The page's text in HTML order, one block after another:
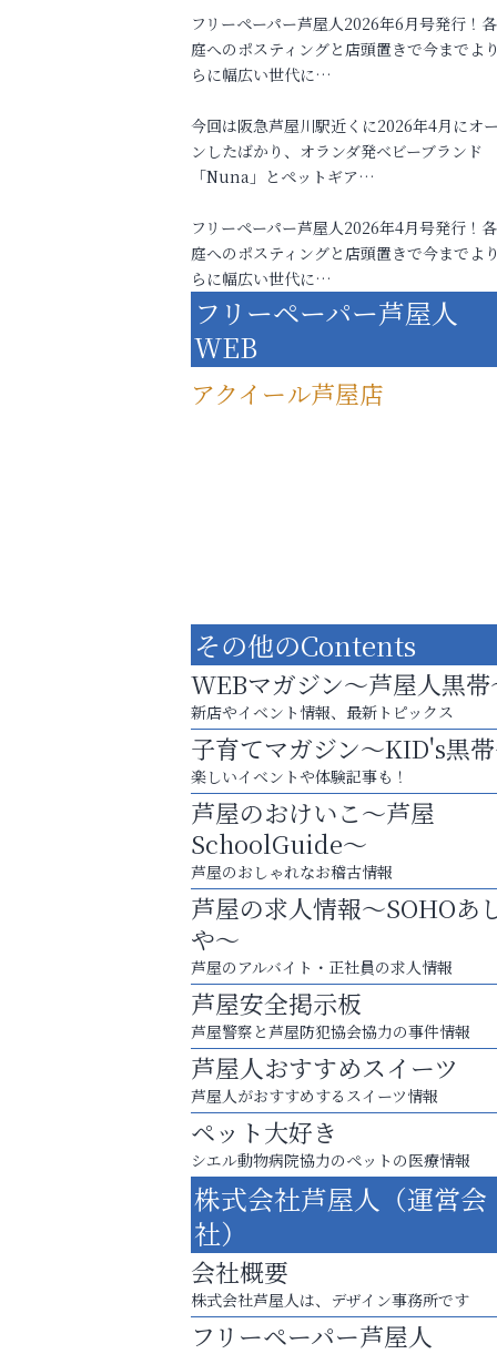
フリーペーパー芦屋人2026年6月号発行！
庭へのポスティングと店頭置きで今までよ
らに幅広い世代に…
今回は阪急芦屋川駅近くに2026年4月にオ
ンしたばかり、オランダ発ベビーブランド
「Nuna」とペットギア…
フリーペーパー芦屋人2026年4月号発行！
庭へのポスティングと店頭置きで今までよ
らに幅広い世代に…
フリーペーパー芦屋人
WEB
アクイール芦屋店
洋服お売りください！ 買取サービスは
出張・宅配・持ち込みすべて無料！
Y-SPIRAL（ワイスパイラル
運動不足「動かない」を解消しませんか？
杉塾 芦屋校
その他のContents
WEBマガジン～芦屋人黒帯
新店やイベント情報、最新トピックス
子育てマガジン～KID's黒
楽しいイベントや体験記事も！
芦屋のおけいこ～芦屋
SchoolGuide～
芦屋のおしゃれなお稽古情報
芦屋の求人情報～SOHOあ
や～
芦屋のアルバイト・正社員の求人情報
芦屋安全掲示板
芦屋警察と芦屋防犯協会協力の事件情報
芦屋人おすすめスイーツ
芦屋人がおすすめするスイーツ情報
ペット大好き
シエル動物病院協力のペットの医療情報
株式会社芦屋人（運営会
社）
会社概要
株式会社芦屋人は、デザイン事務所です
フリーペーパー芦屋人